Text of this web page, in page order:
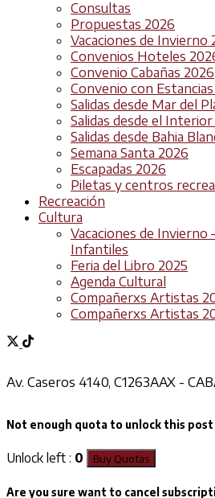
Consultas
Propuestas 2026
Vacaciones de Invierno
Convenios Hoteles
Convenio Cabañas 2026
Convenio con
Salidas desde Mar del
Salidas desde el
Salidas desde Bahia
Semana Santa 2026
Escapadas 2026
Piletas y centros
Recreación
Cultura
Vacaciones de Invierno
Infantiles
Feria del Libro 2025
Agenda Cultural
Compañerxs Artistas
Compañerxs Artistas
Av. Caseros 4140, C1263AAX -
Not enough quota to unlock this post
Unlock left : 0 Buy Quotas
Are you sure want to cancel